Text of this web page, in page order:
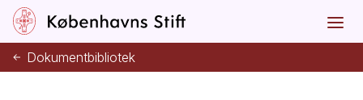
Dokumentbibliotek